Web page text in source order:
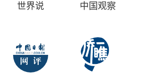
世界说 中国观察